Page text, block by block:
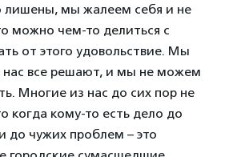
лишены, мы жалеем себя и не
можно чем-то делиться с
от этого удовольствие. Мы
нас все решают, и мы не можем
Многие из нас до сих пор не
когда кому-то есть дело до
до чужих проблем – это